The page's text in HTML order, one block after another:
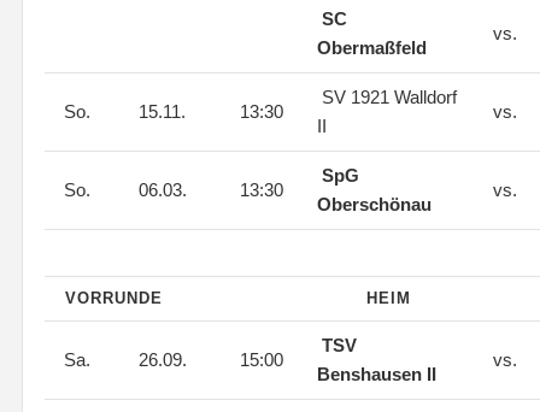
SC
Obermaßfeld
vs.
So. 15.11. 13:30
SV 1921 Walldorf
II
vs.
So. 06.03. 13:30
SpG
Oberschönau
vs.
VORRUNDE HEIM
Sa. 26.09. 15:00
TSV
Benshausen II
vs.